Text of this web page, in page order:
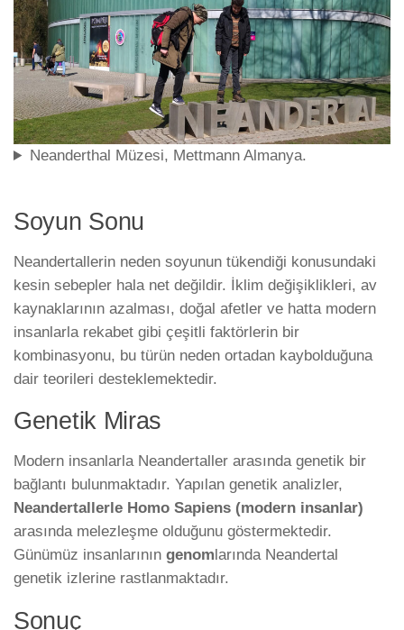
Neanderthal Müzesi, Mettmann Almanya.
Soyun Sonu
Neandertallerin neden soyunun tükendiği konusundaki
kesin sebepler hala net değildir. İklim değişiklikleri, av
kaynaklarının azalması, doğal afetler ve hatta modern
insanlarla rekabet gibi çeşitli faktörlerin bir
kombinasyonu, bu türün neden ortadan kaybolduğuna
dair teorileri desteklemektedir.
Genetik Miras
Modern insanlarla Neandertaller arasında genetik bir
bağlantı bulunmaktadır. Yapılan genetik analizler,
Neandertallerle Homo Sapiens (modern insanlar)
arasında melezleşme olduğunu göstermektedir.
Günümüz insanlarının genom larında Neandertal
genetik izlerine rastlanmaktadır.
Sonuç